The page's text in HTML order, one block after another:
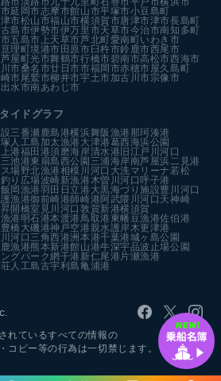
延岡市志摩市館山市平塚市小豆島町
市松山市福山市横須賀市唐津市津市長島町
島市伊勢市伊万里市天草市今治市南知多町
五島市 上天草市芦北町愛南町いわき市
亘理町境港市 田原市 臼杵市鈴鹿市西尾市
芦屋町光市舞鶴市行橋市碧南市高松市西海市
市桑名市廿日市市福岡市赤穂市屋久島町
市尾鷲市柳井市宇土市加古川市宗像市
出水市南あわじ市
イドグラフ
三番瀬 鹿島港横浜舞阪漁港 那珂湊港
人工島 加太漁港 大津港葛西海浜公園
港福田港須磨海岸清水港 旧江戸川河口
三池港東扇島西公園 三浦海岸南芦屋浜二見港
場野北漁港相模川河口 大洗マリーナ若松
り広場波崎新漁港木曽川河口 呼子港
飯岡漁港羽田 日立港 大黒海づり施設豊川河口
漁港御前崎港師崎港 阿武隈川河口 天神崎
開橋室見川河口敦賀新港横須賀
港 明石港本渡港鳥取港 東幡豆漁港佐伯港
豊橋 大磯港神戸空港親水護岸木更津港
河口 三角西港洲本港千葉港城ヶ島公園
漁港熊本新港館山港牛深宇品波止場公園
グパーク網干港 新仁尾港 片瀬漁港
人工島古宇利島亀浦港
れているすべての情報の
コピー等の行為は一切禁じます。